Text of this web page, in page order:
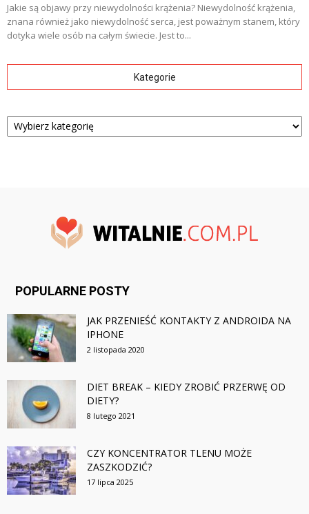
Jakie są objawy przy niewydolności krążenia? Niewydolność krążenia,
znana również jako niewydolność serca, jest poważnym stanem, który
dotyka wiele osób na całym świecie. Jest to...
Kategorie
Kategorie
POPULARNE POSTY
JAK PRZENIEŚĆ KONTAKTY Z ANDROIDA NA
IPHONE
2 listopada 2020
DIET BREAK – KIEDY ZROBIĆ PRZERWĘ OD
DIETY?
8 lutego 2021
CZY KONCENTRATOR TLENU MOŻE
ZASZKODZIĆ?
17 lipca 2025